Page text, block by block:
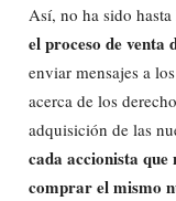
Así, no ha sido
el proceso de venta
enviar mensajes a
acerca de los
adquisición de las
cada accionista que
comprar el mismo